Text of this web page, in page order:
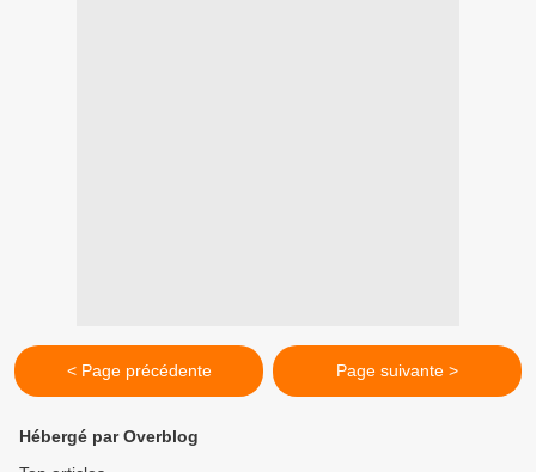
< Page précédente Page suivante >
Hébergé par Overblog